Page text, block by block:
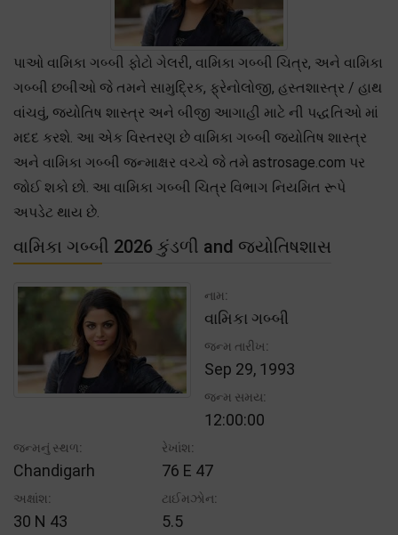
પાઓ વામિકા ગબ્બી ફોટો ગેલરી, વામિકા ગબ્બી ચિત્ર, અને વામિકા
ગબ્બી છબીઓ જે તમને સામુદ્રિક, ફ્રેનોલોજી, હસ્તશાસ્ત્ર / હાથ
વાંચવું, જ્યોતિષ શાસ્ત્ર અને બીજી આગાહી માટે ની પદ્ધતિઓ માં
મદદ કરશે. આ એક વિસ્તરણ છે વામિકા ગબ્બી જ્યોતિષ શાસ્ત્ર
અને વામિકા ગબ્બી જન્માક્ષર વચ્ચે જે તમે astrosage.com પર
જોઈ શકો છો. આ વામિકા ગબ્બી ચિત્ર વિભાગ નિયમિત રૂપે
અપડેટ થાય છે.
વામિકા ગબ્બી 2026 કુંડળી and જ્યોતિષશાસ
નામ:
વામિકા ગબ્બી
જન્મ તારીખ:
Sep 29, 1993
જન્મ સમય:
12:00:00
જન્મનું સ્થળ:
Chandigarh
રેખાંશ:
76 E 47
અક્ષાંશ:
30 N 43
ટાઈમઝોન:
5.5